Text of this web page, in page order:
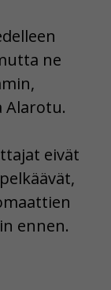
ne
Alarotu.
eivät
ennen.